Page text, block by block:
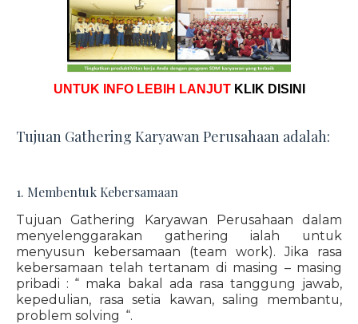
UNTUK INFO LEBIH LANJUT KLIK DISINI
Tujuan Gathering Karyawan Perusahaan adalah:
1. Membentuk Kebersamaan
Tujuan Gathering Karyawan Perusahaan dalam
menyelenggarakan gathering ialah untuk
menyusun kebersamaan (team work). Jika rasa
kebersamaan telah tertanam di masing – masing
pribadi : “ maka bakal ada rasa tanggung jawab,
kepedulian, rasa setia kawan, saling membantu,
problem solving “.